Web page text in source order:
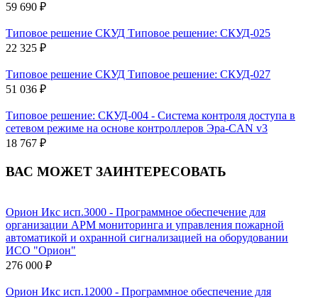
59 690 ₽
Типовое решение СКУД Типовое решение: СКУД-025
22 325 ₽
Типовое решение СКУД Типовое решение: СКУД-027
51 036 ₽
Типовое решение: СКУД-004 - Система контроля доступа в
сетевом режиме на основе контроллеров Эра-CAN v3
18 767 ₽
ВАС МОЖЕТ ЗАИНТЕРЕСОВАТЬ
Орион Икс исп.3000 - Программное обеспечение для
организации АРМ мониторинга и управления пожарной
автоматикой и охранной сигнализацией на оборудовании
ИСО "Орион"
276 000 ₽
Орион Икс исп.12000 - Программное обеспечение для